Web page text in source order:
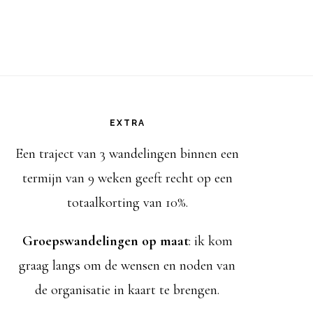
EXTRA
Een traject van 3 wandelingen binnen een
termijn van 9 weken geeft recht op een
totaalkorting van 10%.
Groepswandelingen op maat: ik kom
graag langs om de wensen en noden van
de organisatie in kaart te brengen.